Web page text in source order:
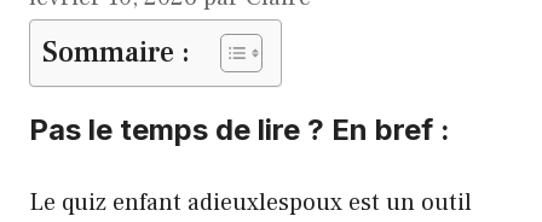
Sommaire :
Pas le temps de lire ? En bref :
Le quiz enfant adieuxlespoux est un outil